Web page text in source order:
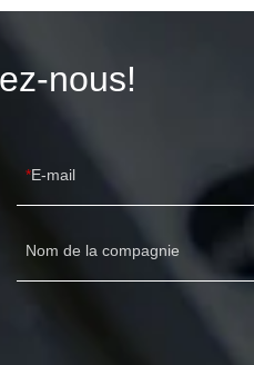
nous!
E-mail
Nom de la compagnie